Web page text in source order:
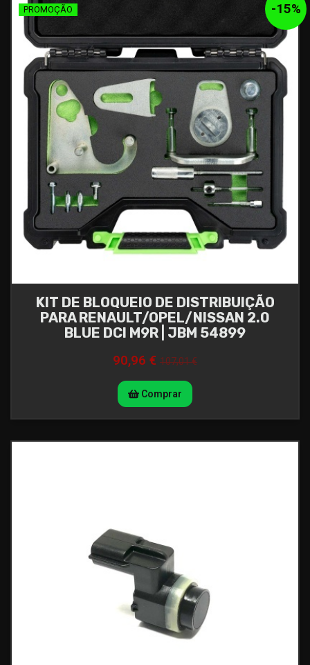
-15%
PROMOÇÃO
KIT DE BLOQUEIO DE DISTRIBUIÇÃO
PARA RENAULT/OPEL/NISSAN 2.0
BLUE DCI M9R | JBM 54899
90,96 € 107,01 €
Comprar